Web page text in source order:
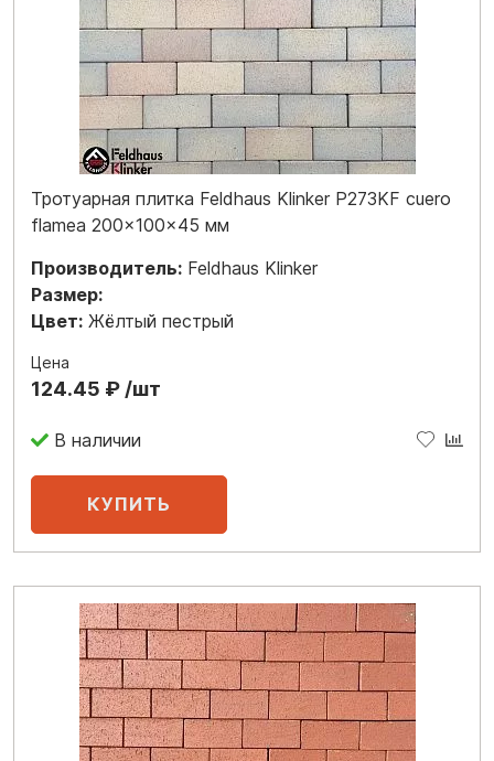
Тротуарная плитка Feldhaus Klinker P273KF cuero
flamea 200x100x45 мм
Производитель: Feldhaus Klinker
Размер:
Цвет: Жёлтый пестрый
Цена
124.45 ₽ /шт
В наличии